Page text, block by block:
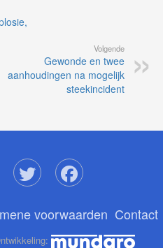
Volgende
Gewonde en twee
aanhoudingen na mogelijk
steekincident
voorwaarden Contact